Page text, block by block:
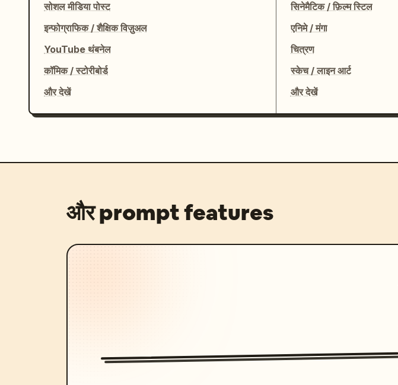
सोशल मीडिया पोस्ट
इन्फोग्राफिक / शैक्षिक विज़ुअल
YouTube थंबनेल
कॉमिक / स्टोरीबोर्ड
और देखें
सिनेमैटिक / फ़िल्म स्टिल
एनिमे / मंगा
चित्रण
स्केच / लाइन आर्ट
और देखें
और prompt features